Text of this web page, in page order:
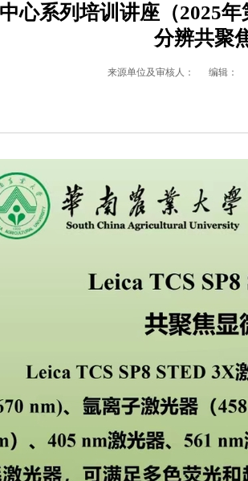
心系列培训讲座（2025
分辨共聚
来源单位及审核人： 编辑：